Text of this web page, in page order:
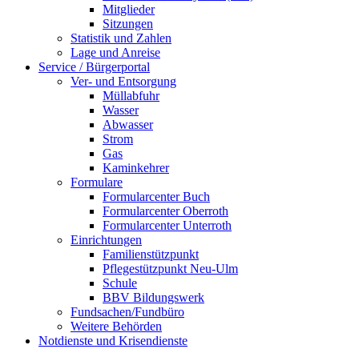
Mitglieder
Sitzungen
Statistik und Zahlen
Lage und Anreise
Service / Bürgerportal
Ver- und Entsorgung
Müllabfuhr
Wasser
Abwasser
Strom
Gas
Kaminkehrer
Formulare
Formularcenter Buch
Formularcenter Oberroth
Formularcenter Unterroth
Einrichtungen
Familienstützpunkt
Pflegestützpunkt Neu-Ulm
Schule
BBV Bildungswerk
Fundsachen/Fundbüro
Weitere Behörden
Notdienste und Krisendienste